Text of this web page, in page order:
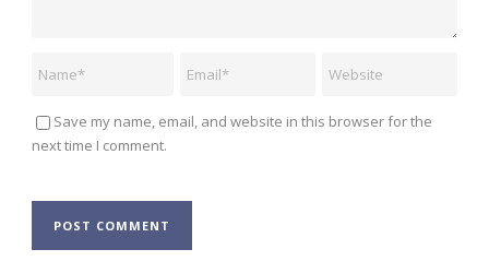
Save my name, email, and website in this browser for the
next time I comment.